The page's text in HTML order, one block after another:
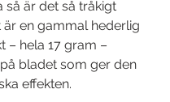
så är det så tråkigt
en gammal hederlig
– hela 17 gram –
bladet som ger den
effekten.